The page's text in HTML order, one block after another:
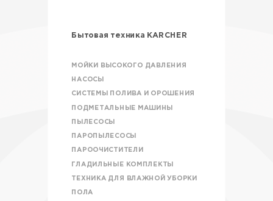
Бытовая техника KARCHER
МОЙКИ ВЫСОКОГО ДАВЛЕНИЯ
НАСОСЫ
СИСТЕМЫ ПОЛИВА И ОРОШЕНИЯ
ПОДМЕТАЛЬНЫЕ МАШИНЫ
ПЫЛЕСОСЫ
ПАРОПЫЛЕСОСЫ
ПАРООЧИСТИТЕЛИ
ГЛАДИЛЬНЫЕ КОМПЛЕКТЫ
ТЕХНИКА ДЛЯ ВЛАЖНОЙ УБОРКИ
ПОЛА